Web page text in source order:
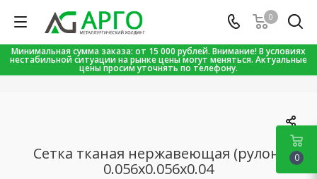
Минимальная сумма заказа: от 15 000 рублей. Внимание! В условиях
нестабильной ситуации на рынке цены могут меняться. Актуальные
цены просим уточнять по телефону.
0
Сетка тканая нержавеющая (рулон)
0.056х0.056х0.04
0